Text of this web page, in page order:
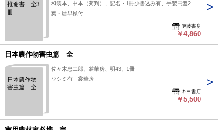
推命書 全3
冊
和装本、中本（菊判）、記名・1冊少書込み有、手製円盤2
葉・暦早操付
伊藤書房
￥4,860
日本農作物害虫篇 全
日本農作物
害虫篇 全
佐々木忠二郎、裳華房、明43、1冊
少シミ有 裳華房
キヨ書店
￥5,500